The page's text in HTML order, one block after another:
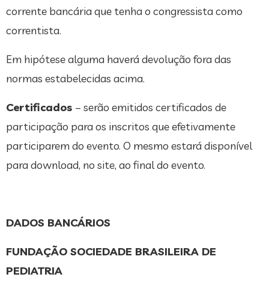
corrente bancária que tenha o congressista como
correntista.
Em hipótese alguma haverá devolução fora das
normas estabelecidas acima.
Certificados – serão emitidos certificados de
participação para os inscritos que efetivamente
participarem do evento. O mesmo estará disponível
para download, no site, ao final do evento.
DADOS BANCÁRIOS
FUNDAÇÃO SOCIEDADE BRASILEIRA DE
PEDIATRIA